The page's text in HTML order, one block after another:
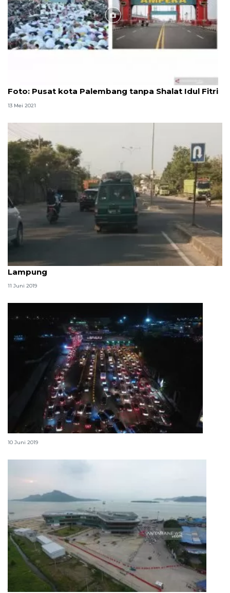
Foto: Pusat kota Palembang tanpa Shalat Idul Fitri
13 Mei 2021
Arus balik pemudik masih berlangsung di Jalinsum
Lampung
11 Juni 2019
Gerbang tol Bakauheni Selatan padat merayap
10 Juni 2019
Jalinsum dipadati kendaraan arus balik Lebaran